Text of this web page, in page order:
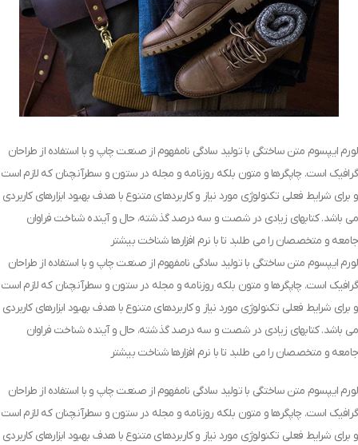
لورم ایپسوم متن ساختگی با تولید سادگی نامفهوم از صنعت چاپ و با استفاده از طراحان
گرافیک است. چاپگرها و متون بلکه روزنامه و مجله در ستون و سطرآنچنان که لازم است
و برای شرایط فعلی تکنولوژی مورد نیاز و کاربردهای متنوع با هدف بهبود ابزارهای کاربردی
می باشد. کتابهای زیادی در شصت و سه درصد گذشته، حال و آینده شناخت فراوان
جامعه و متخصصان را می طلبد تا با نرم افزارها شناخت بیشتر
لورم ایپسوم متن ساختگی با تولید سادگی نامفهوم از صنعت چاپ و با استفاده از طراحان
گرافیک است. چاپگرها و متون بلکه روزنامه و مجله در ستون و سطرآنچنان که لازم است
و برای شرایط فعلی تکنولوژی مورد نیاز و کاربردهای متنوع با هدف بهبود ابزارهای کاربردی
می باشد. کتابهای زیادی در شصت و سه درصد گذشته، حال و آینده شناخت فراوان
جامعه و متخصصان را می طلبد تا با نرم افزارها شناخت بیشتر
لورم ایپسوم متن ساختگی با تولید سادگی نامفهوم از صنعت چاپ و با استفاده از طراحان
گرافیک است. چاپگرها و متون بلکه روزنامه و مجله در ستون و سطرآنچنان که لازم است
و برای شرایط فعلی تکنولوژی مورد نیاز و کاربردهای متنوع با هدف بهبود ابزارهای کاربردی